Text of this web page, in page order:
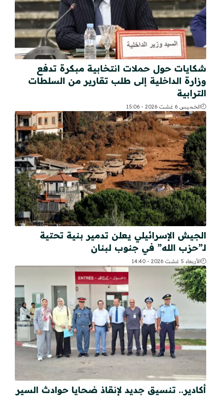
شكايات حول حملات انتخابية مبكرة تدفع
وزارة الداخلية إلى طلب تقارير من السلطات
الترابية
الخميس 6 غشت 2026 - 15:06
الجيش الإسرائيلي يعلن تدمير بنية تحتية
لـ”حزب الله” في جنوب لبنان
الأربعاء 5 غشت 2026 - 14:40
أكادير.. تنسيق جديد لإنقاذ ضحايا حوادث السير